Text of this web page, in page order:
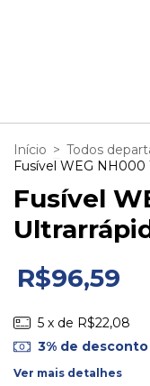
Início > Todos
Fusível WEG NH000
Fusível
R$96,59
5 x de R$22,08
3% de desconto
Ver mais detalhes